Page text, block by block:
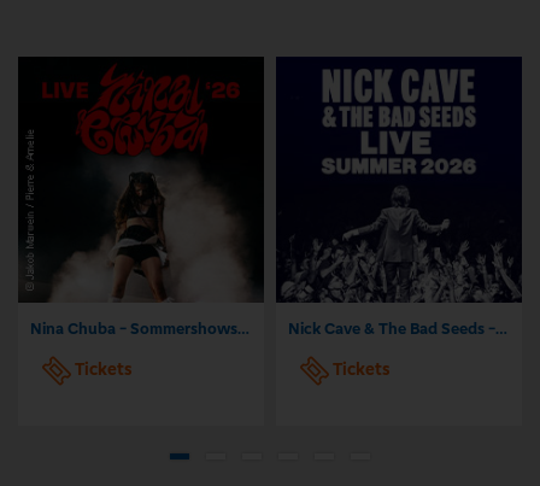
Nina Chuba - Sommershows 2026
Tickets
Nick Cave & The Bad Seeds - Tour 2026
Tickets